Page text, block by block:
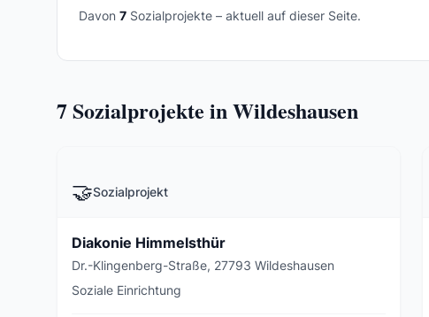
Davon 7 Sozialprojekte – aktuell auf dieser Seite.
7Sozialprojekte in Wildeshausen
🤝Sozialprojekt
Diakonie Himmelsthür
Dr.-Klingenberg-Straße, 27793 Wildeshausen
Soziale Einrichtung